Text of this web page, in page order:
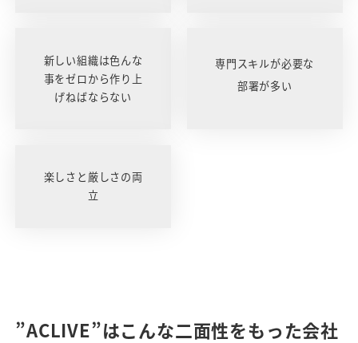
新しい組織は色んな
事をゼロから作り上
げねばならない
専門スキルが必要な
部署が多い
楽しさと厳しさの両
立
”ACLIVE”はこんな二面性をもった会社